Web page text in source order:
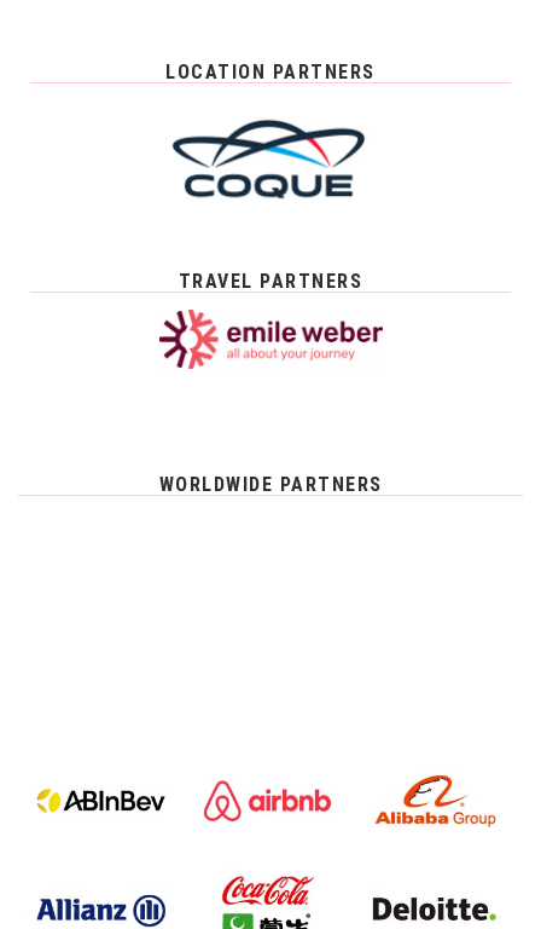
LOCATION PARTNERS
TRAVEL PARTNERS
WORLDWIDE PARTNERS